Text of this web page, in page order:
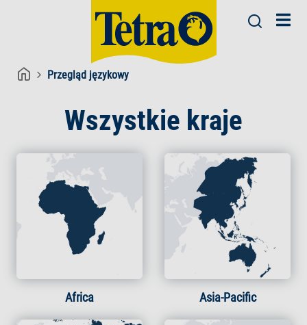
Przegląd językowy
Wszystkie kraje
Africa Asia-Pacific